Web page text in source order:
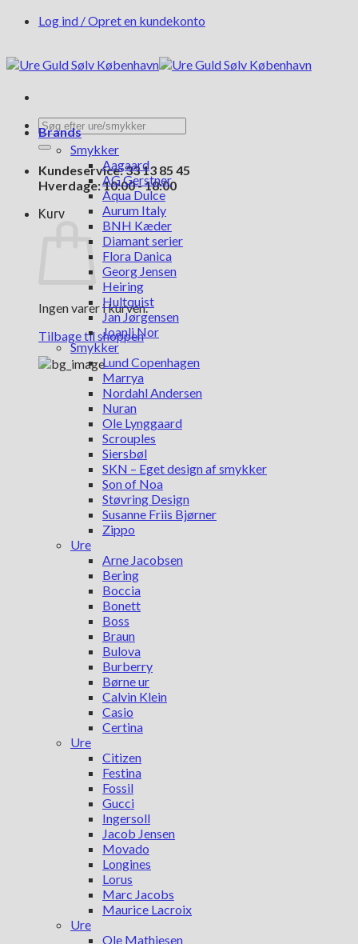
FortsætLog ind / Opret en kundekonto
Søg
efter:
Kundeservice: 33 13 85 45
Hverdage: 10:00 - 18:00
Kurv
Ingen varer i kurven.
Tilbage til shoppen
Brands
Smykker
Aagaard
AG Gerstner
Aqua Dulce
Aurum Italy
BNH Kæder
Diamant serier
Flora Danica
Georg Jensen
Heiring
Hultquist
Jan Jørgensen
Joanli Nor
Smykker
Lund Copenhagen
Marrya
Nordahl Andersen
Nuran
Ole Lynggaard
Scrouples
Siersbøl
SKN – Eget design af smykker
Son of Noa
Støvring Design
Susanne Friis Bjørner
Zippo
Ure
Arne Jacobsen
Bering
Boccia
Bonett
Boss
Braun
Bulova
Burberry
Børne ur
Calvin Klein
Casio
Certina
Ure
Citizen
Festina
Fossil
Gucci
Ingersoll
Jacob Jensen
Movado
Longines
Lorus
Marc Jacobs
Maurice Lacroix
Ure
Ole Mathiesen